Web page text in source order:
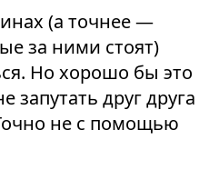
(а точнее —
за ними стоят)
Но хорошо бы это
запутать друг друга
не с помощью